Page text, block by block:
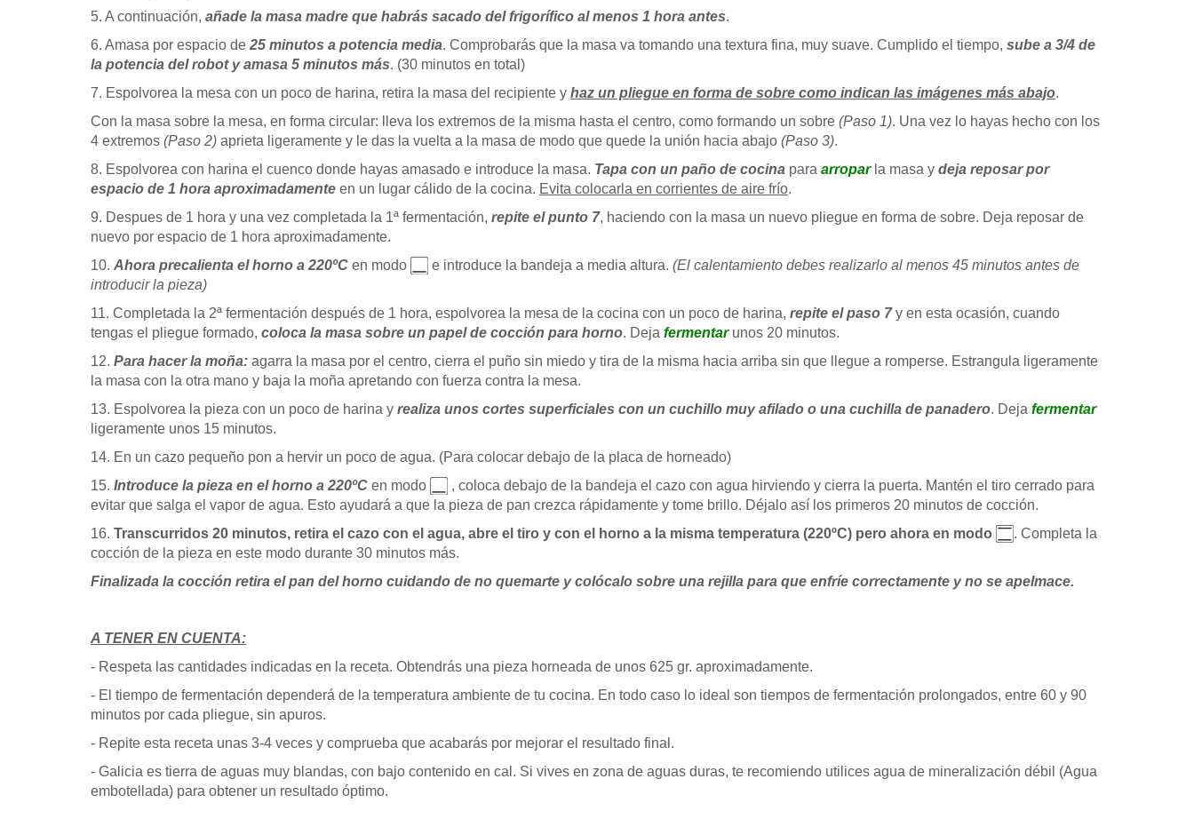
5. A continuación, añade la masa madre que habrás sacado del frigorífico al menos 1 hora antes.
6. Amasa por espacio de 25 minutos a potencia media. Comprobarás que la masa va tomando una textura fina, muy suave. Cumplido el tiempo, sube a 3/4 de
la potencia del robot y amasa 5 minutos más. (30 minutos en total)
7. Espolvorea la mesa con un poco de harina, retira la masa del recipiente y haz un pliegue en forma de sobre como indican las imágenes más abajo.
Con la masa sobre la mesa, en forma circular: lleva los extremos de la misma hasta el centro, como formando un sobre (Paso 1). Una vez lo hayas hecho con los
4 extremos (Paso 2) aprieta ligeramente y le das la vuelta a la masa de modo que quede la unión hacia abajo (Paso 3).
8. Espolvorea con harina el cuenco donde hayas amasado e introduce la masa. Tapa con un paño de cocina para arroparla masa y deja reposar por
espacio de 1 hora aproximadamente en un lugar cálido de la cocina. Evita colocarla en corrientes de aire frío.
9. Despues de 1 hora y una vez completada la 1ª fermentación, repite el punto 7, haciendo con la masa un nuevo pliegue en forma de sobre. Deja reposar de
nuevo por espacio de 1 hora aproximadamente.
10. Ahora precalienta el horno a 220ºC en modo e introduce la bandeja a media altura. (El calentamiento debes realizarlo al menos 45 minutos antes de
introducir la pieza)
11. Completada la 2ª fermentación después de 1 hora, espolvorea la mesa de la cocina con un poco de harina, repite el paso 7y en esta ocasión, cuando
tengas el pliegue formado, coloca la masa sobre un papel de cocción para horno. Deja fermentarunos 20 minutos.
12. Para hacer la moña: agarra la masa por el centro, cierra el puño sin miedo y tira de la misma hacia arriba sin que llegue a romperse. Estrangula ligeramente
la masa con la otra mano y baja la moña apretando con fuerza contra la mesa.
13. Espolvorea la pieza con un poco de harina y realiza unos cortes superficiales con un cuchillo muy afilado o una cuchilla de panadero. Deja fermentar
ligeramente unos 15 minutos.
14. En un cazo pequeño pon a hervir un poco de agua. (Para colocar debajo de la placa de horneado)
15. Introduce la pieza en el horno a 220ºC en modo
, coloca debajo de la bandeja el cazo con agua hirviendo y cierra la puerta. Mantén el tiro cerrado para
evitar que salga el vapor de agua. Esto ayudará a que la pieza de pan crezca rápidamente y tome brillo. Déjalo así los primeros 20 minutos de cocción.
16. Transcurridos 20 minutos, retira el cazo con el agua, abre el tiro y con el horno a la misma temperatura (220ºC) pero ahora en modo
. Completa la
cocción de la pieza en este modo durante 30 minutos más.
Finalizada la cocción retira el pan del horno cuidando de no quemarte y colócalo sobre una rejilla para que enfríe correctamente y no se apelmace.
A TENER EN CUENTA:
- Respeta las cantidades indicadas en la receta. Obtendrás una pieza horneada de unos 625 gr. aproximadamente.
- El tiempo de fermentación dependerá de la temperatura ambiente de tu cocina. En todo caso lo ideal son tiempos de fermentación prolongados, entre 60 y 90
minutos por cada pliegue, sin apuros.
- Repite esta receta unas 3-4 veces y comprueba que acabarás por mejorar el resultado final.
- Galicia es tierra de aguas muy blandas, con bajo contenido en cal. Si vives en zona de aguas duras, te recomiendo utilices agua de mineralización débil (Agua
embotellada) para obtener un resultado óptimo.